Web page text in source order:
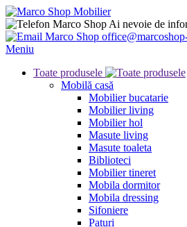
Ai nevoie de
Meniu
Toate produsele
Mobilă casă
Mobilier bucatarie
Mobilier living
Mobilier hol
Masute living
Masute toaleta
Biblioteci
Mobilier tineret
Mobila dormitor
Mobila dressing
Sifoniere
Paturi